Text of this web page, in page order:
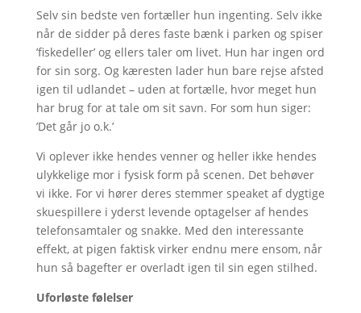
Selv sin bedste ven fortæller hun ingenting. Selv ikke
når de sidder på deres faste bænk i parken og spiser
’fiskedeller’ og ellers taler om livet. Hun har ingen ord
for sin sorg. Og kæresten lader hun bare rejse afsted
igen til udlandet – uden at fortælle, hvor meget hun
har brug for at tale om sit savn. For som hun siger:
’Det går jo o.k.’
Vi oplever ikke hendes venner og heller ikke hendes
ulykkelige mor i fysisk form på scenen. Det behøver
vi ikke. For vi hører deres stemmer speaket af dygtige
skuespillere i yderst levende optagelser af hendes
telefonsamtaler og snakke. Med den interessante
effekt, at pigen faktisk virker endnu mere ensom, når
hun så bagefter er overladt igen til sin egen stilhed.
Uforløste følelser